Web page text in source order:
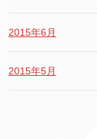
2015年6月
2015年5月